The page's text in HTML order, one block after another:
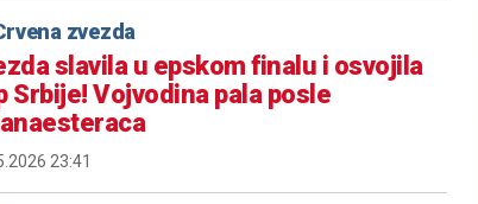
zvezda
slavila u epskom finalu i osvojila
Srbije! Vojvodina pala posle
23:41